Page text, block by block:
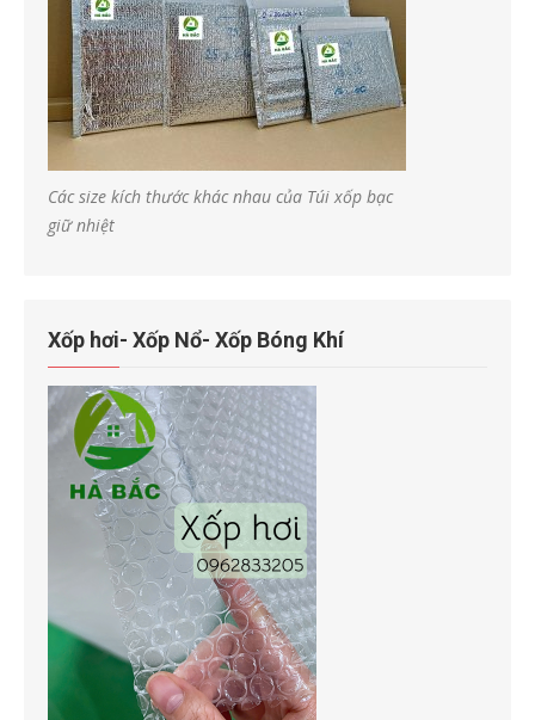
Các size kích thước khác nhau của Túi xốp bạc
giữ nhiệt
Xốp hơi- Xốp Nổ- Xốp Bóng Khí